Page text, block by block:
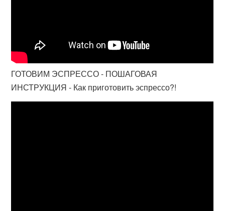
ГОТОВИМ ЭСПРЕССО - ПОШАГОВАЯ
ИНСТРУКЦИЯ - Как приготовить эспрессо?!